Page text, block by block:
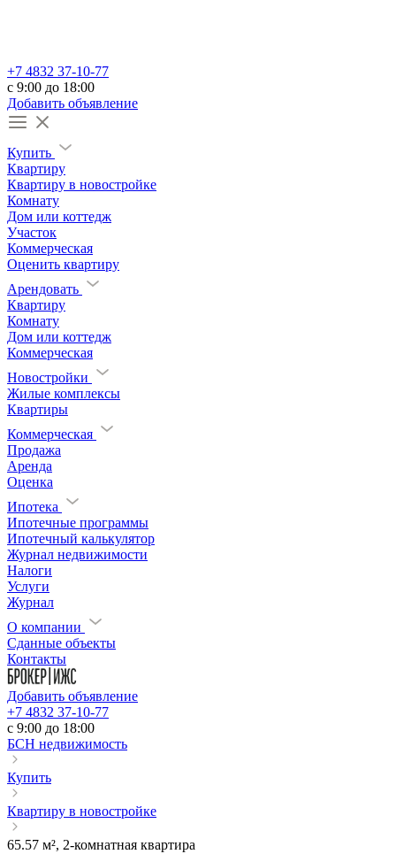
+7 4832 37-10-77
c 9:00 до 18:00
Добавить объявление
Купить
Квартиру
Квартиру в новостройке
Комнату
Дом или коттедж
Участок
Коммерческая
Оценить квартиру
Арендовать
Квартиру
Комнату
Дом или коттедж
Коммерческая
Новостройки
Жилые комплексы
Квартиры
Коммерческая
Продажа
Аренда
Оценка
Ипотека
Ипотечные программы
Ипотечный калькулятор
Журнал недвижимости
Налоги
Услуги
Журнал
О компании
Сданные объекты
Контакты
Добавить объявление
+7 4832 37-10-77
c 9:00 до 18:00
БСН недвижимость
Купить
Квартиру в новостройке
65.57 м², 2-комнатная квартира